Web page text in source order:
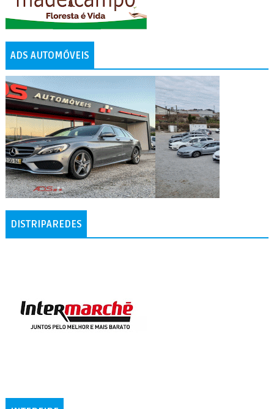
ADS AUTOMÓVEIS
DISTRIPAREDES